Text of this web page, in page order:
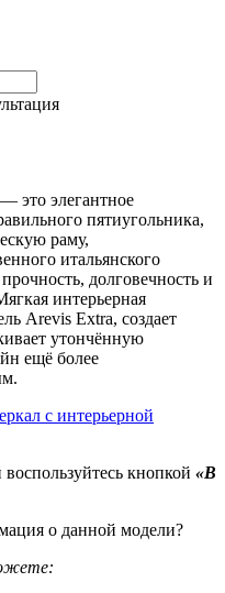
это элегантное
пятиугольника,
раму,
итальянского
долговечность и
интерьерная
Arevis Extra, создает
утончённую
ещё более
с интерьерной
кнопкой «В
о данной модели?